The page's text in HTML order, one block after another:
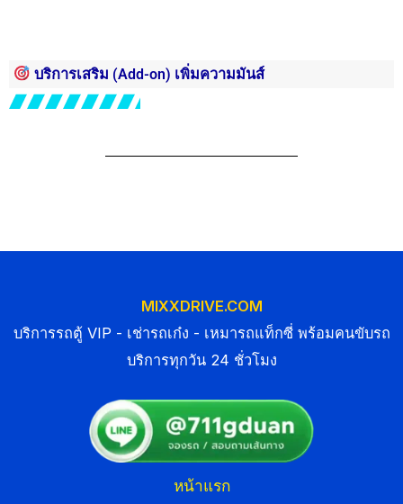
บริการเสริม (Add-on) เพิ่มความมันส์
MIXXDRIVE.COM
บริการรถตู้ VIP - เช่ารถเก๋ง - เหมารถแท็กซี่ พร้อมคนขับรถ
บริการทุกวัน 24 ชั่วโมง
หน้าแรก